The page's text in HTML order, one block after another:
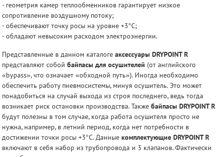
- геометрия камер теплообменников гарантирует низкое
сопротивление воздушному потоку;
- обеспечивают точку росы на уровне +3°С;
- обладают невысоким расходом электроэнергии.
Представленные в данном каталоге аксессуары DRYPOINT R
представляют собой байпасы для осушителей (от английского
«bypass», что означает «обходной путь»). Иногда необходимо
обеспечить работу пневмосистемы, минуя осушитель. Это может
понадобиться на случай выхода из строя последнего, ведь тогда
возникает риск остановки производства. Также байпасы DRYPOINT R
будут полезны в том случае, когда работа осушителя просто не
нужна, например, в летний период, когда нет потребности в
достижении точки росы +3°С. Данные комплектующие DRYPOINT R
включают в себя набор из трубопровода и 3 клапанов. Фактически